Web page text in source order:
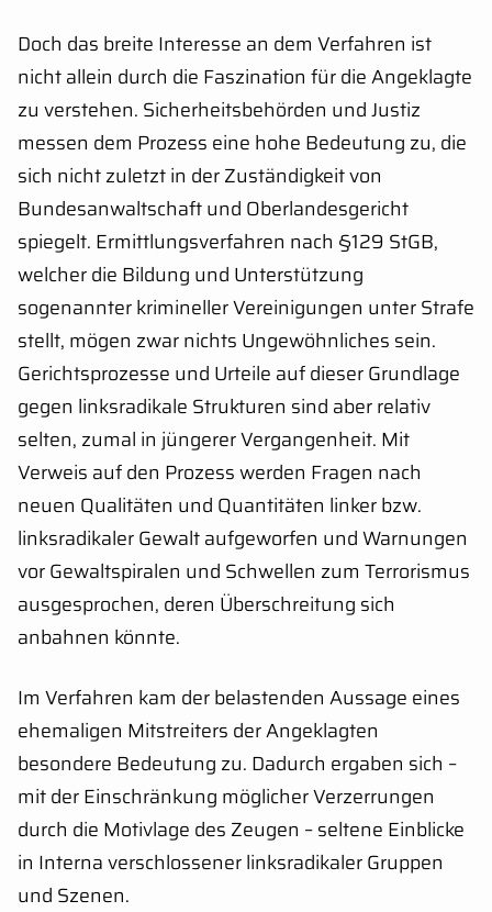
Doch das breite Interesse an dem Verfahren ist
nicht allein durch die Faszination für die Angeklagte
zu verstehen. Sicherheitsbehörden und Justiz
messen dem Prozess eine hohe Bedeutung zu, die
sich nicht zuletzt in der Zuständigkeit von
Bundesanwaltschaft und Oberlandesgericht
spiegelt. Ermittlungsverfahren nach §129 StGB,
welcher die Bildung und Unterstützung
sogenannter krimineller Vereinigungen unter Strafe
stellt, mögen zwar nichts Ungewöhnliches sein.
Gerichtsprozesse und Urteile auf dieser Grundlage
gegen linksradikale Strukturen sind aber relativ
selten, zumal in jüngerer Vergangenheit. Mit
Verweis auf den Prozess werden Fragen nach
neuen Qualitäten und Quantitäten linker bzw.
linksradikaler Gewalt aufgeworfen und Warnungen
vor Gewaltspiralen und Schwellen zum Terrorismus
ausgesprochen, deren Überschreitung sich
anbahnen könnte.
Im Verfahren kam der belastenden Aussage eines
ehemaligen Mitstreiters der Angeklagten
besondere Bedeutung zu. Dadurch ergaben sich –
mit der Einschränkung möglicher Verzerrungen
durch die Motivlage des Zeugen – seltene Einblicke
in Interna verschlossener linksradikaler Gruppen
und Szenen.